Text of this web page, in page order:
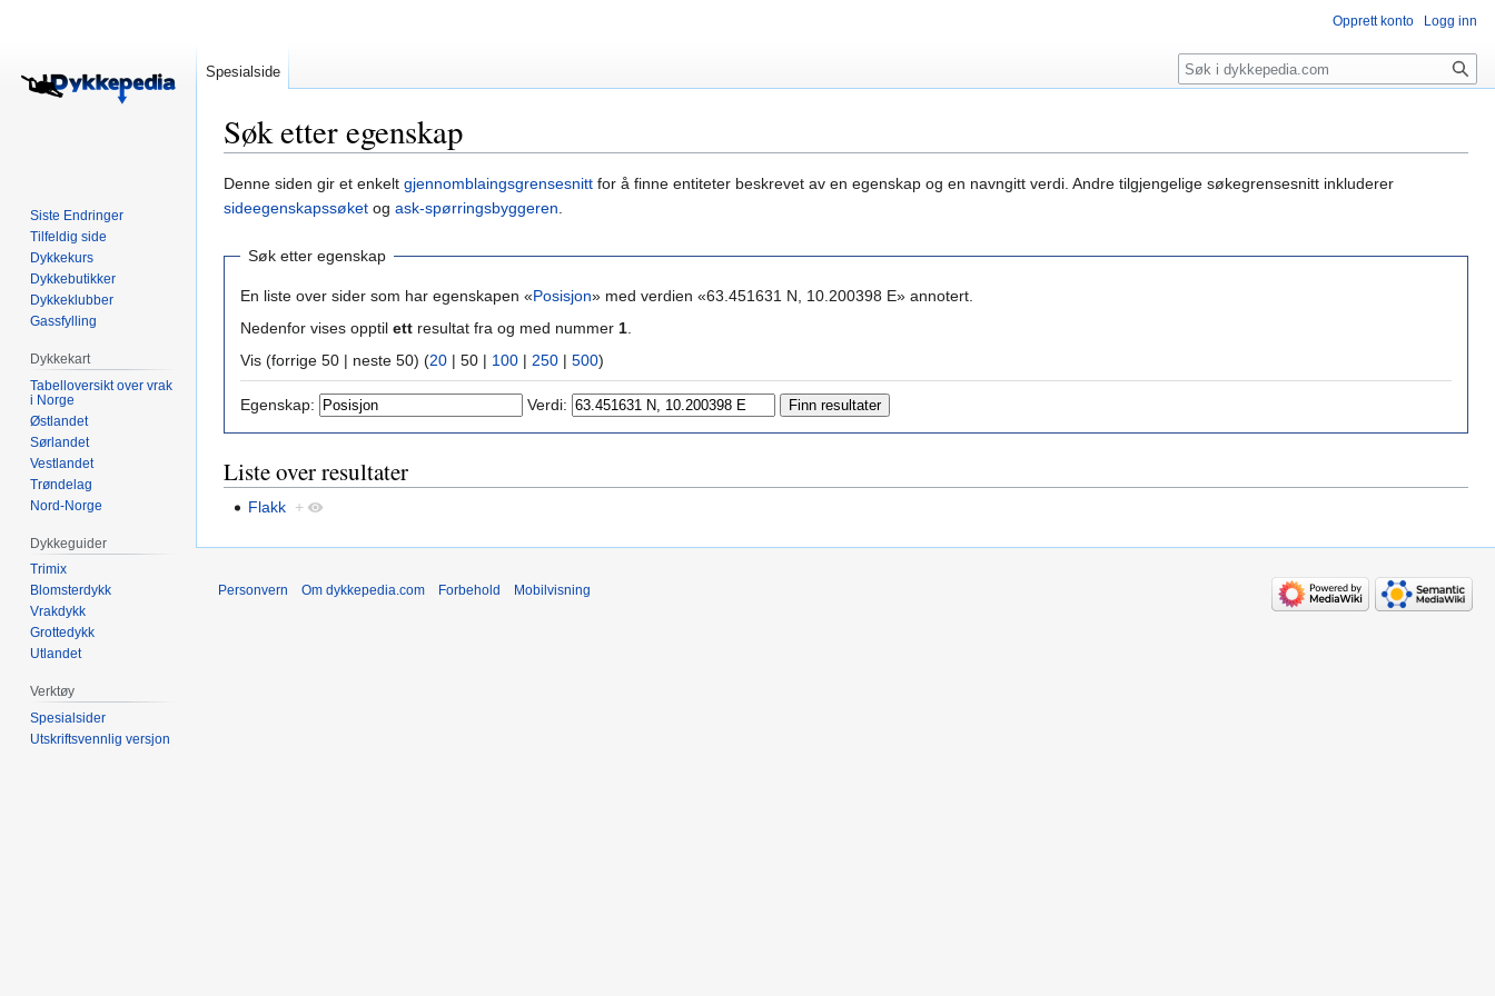
Søk etter egenskap
Hopp
til
Hopp
til
Denne siden gir et enkelt gjennomblaingsgrensesnitt for å finne entiteter beskrevet av en egenskap og en navngitt verdi. Andre tilgjengelige søkegrensesnitt inkluderer
sideegenskapssøket og ask-spørringsbyggeren.
Søk etter egenskap
En liste over sider som har egenskapen «Posisjon» med verdien «63.451631 N, 10.200398 E» annotert.
Nedenfor vises opptil ett resultat fra og med nummer 1.
Vis (forrige 50 | neste 50) (20 | 50 | 100 | 250 | 500)
Egenskap: Verdi:
Liste over resultater
Flakk +
Opprett konto Logg inn
Spesialside Søk
Siste Endringer
Tilfeldig side
Dykkekurs
Dykkebutikker
Dykkeklubber
Gassfylling
Dykkekart
Tabelloversikt over vrak
i Norge
Østlandet
Sørlandet
Vestlandet
Trøndelag
Nord-Norge
Dykkeguider
Trimix
Blomsterdykk
Vrakdykk
Grottedykk
Utlandet
Verktøy
Spesialsider
Utskriftsvennlig versjon
Personvern Om dykkepedia.com Forbehold Mobilvisning